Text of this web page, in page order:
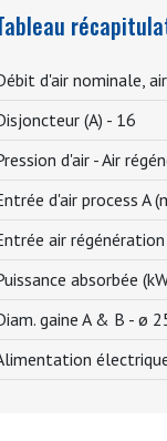
d'air nominale,
(A) - 16
d'air - Air
d'air process A
air régénération
absorbée
gaine A & B - ø